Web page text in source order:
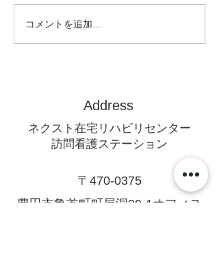
コメントを追加…
Address
ネクスト在宅リハビリセンター
訪問看護ステーション
〒470-0375
豊田市亀首町町屋洞39-1オフィス